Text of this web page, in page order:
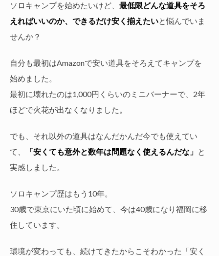
ソロキャンプを始めたいけど、 最低限どんな道具をそろ
えればいいのか、できるだけ安く揃えたいと悩んでいま
せんか？
自分も最初はAmazonで安い道具をそろえてキャンプを
始めました。
最初に壊れたのは1,000円くらいのミニバーナーで、2年
ほどで火花が出なくなりました。
でも、それ以外の道具はなんだかんだ今でも使えてい
て、
「安くても意外と数年は問題なく使えるんだな」 と
実感しました。
ソロキャンプ歴はもう10年。
30歳で東京にいた頃に始めて、今は40歳になり福岡に移
住しています。
環境が変わっても、続けてきたからこそわかった「安く